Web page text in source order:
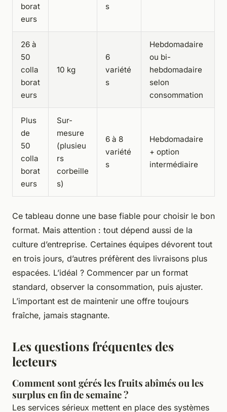
borat
eurs
s
26 à
50
colla
borat
eurs
10 kg
6
variété
s
Hebdomadaire
ou bi-
hebdomadaire
selon
consommation
Plus
de
50
colla
borat
eurs
Sur-
mesure
(plusieu
rs
corbeille
s)
6 à 8
variété
s
Hebdomadaire
+ option
intermédiaire
Ce tableau donne une base fiable pour choisir le bon
format. Mais attention : tout dépend aussi de la
culture d’entreprise. Certaines équipes dévorent tout
en trois jours, d’autres préfèrent des livraisons plus
espacées. L’idéal ? Commencer par un format
standard, observer la consommation, puis ajuster.
L’important est de maintenir une offre toujours
fraîche, jamais stagnante.
Les questions fréquentes des
lecteurs
Comment sont gérés les fruits abîmés ou les
surplus en fin de semaine ?
Les services sérieux mettent en place des systèmes